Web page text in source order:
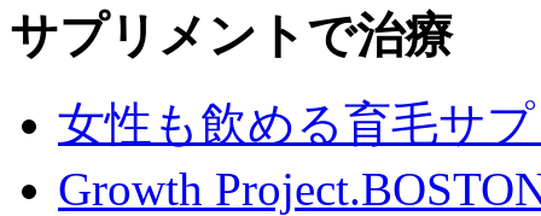
サプリメントで治療
女性も飲める育毛サ
Growth